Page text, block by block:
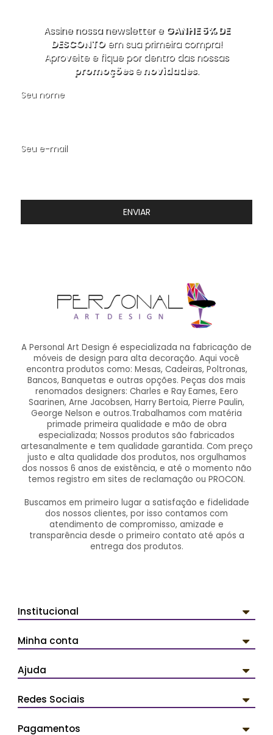
Assine nossa newsletter e GANHE 5% DE
DESCONTOem sua primeira compra!
Aproveite e fique por dentro das nossas
promoçõesenovidades.
Seu nome
Seu e-mail
ENVIAR
A Personal Art Design é especializada na fabricação de
móveis de design para alta decoração. Aqui você
encontra produtos como: Mesas, Cadeiras, Poltronas,
Bancos, Banquetas e outras opções. Peças dos mais
renomados designers: Charles e Ray Eames, Eero
Saarinen, Arne Jacobsen, Harry Bertoia, Pierre Paulin,
George Nelson e outros.Trabalhamos com matéria
primade primeira qualidade e mão de obra
especializada; Nossos produtos são fabricados
artesanalmente e tem qualidade garantida. Com preço
justo e alta qualidade dos produtos, nos orgulhamos
dos nossos 6 anos de existência, e até o momento não
temos registro em sites de reclamação ou PROCON.
Buscamos em primeiro lugar a satisfação e fidelidade
dos nossos clientes, por isso contamos com
atendimento de compromisso, amizade e
transparência desde o primeiro contato até após a
entrega dos produtos.
Institucional
Minha conta
Ajuda
Redes Sociais
Pagamentos